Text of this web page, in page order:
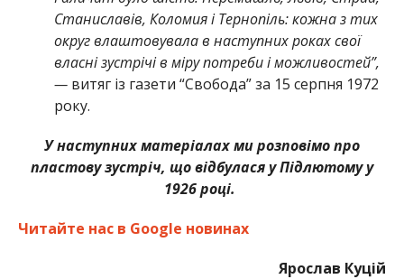
Станиславів, Коломия і Тернопіль: кожна з тих
округ влаштовувала в наступних роках свої
власні зустрічі в міру потреби і можливостей”,
— витяг із газети “Свобода” за 15 серпня 1972
року.
У наступних матеріалах ми розповімо про
пластову зустріч, що відбулася у Підлютому у
1926 році.
Читайте нас в Google новинах
Ярослав Куцій